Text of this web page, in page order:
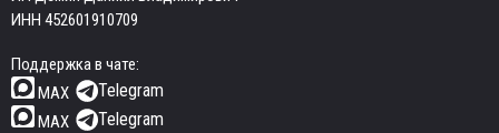
ИНН 452601910709
Поддержка в чате:
MAX
Telegram
MAX Telegram